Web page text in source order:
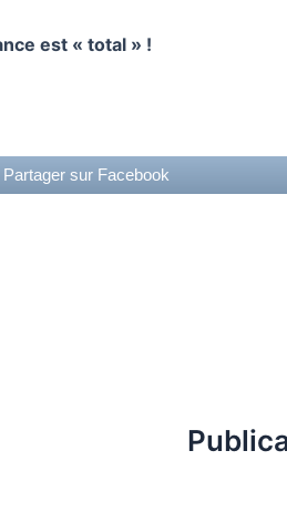
est « total » !
Partager sur Facebook